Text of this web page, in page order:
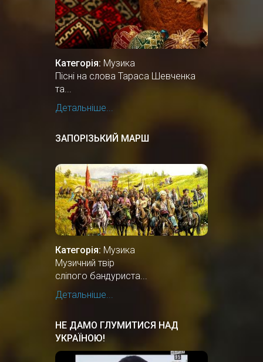
Категорія: Музика
Пісні на слова Тараса Шевченка
та...
Детальніше...
ЗАПОРІЗЬКИЙ МАРШ
Категорія: Музика
Музичний твір
сліпого бандуриста...
Детальніше...
НЕ ДАМО ГЛУМИТИСЯ НАД
УКРАЇНОЮ!